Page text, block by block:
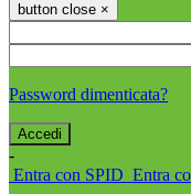
button close ×
Password dimenticata?
-
Entra con SPID Entra